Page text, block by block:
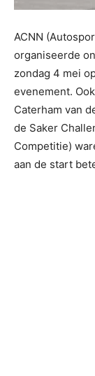
ACNN
organiseerde
zondag 4 mei
evenement.
Caterham van
de Saker
Competitie)
aan de start